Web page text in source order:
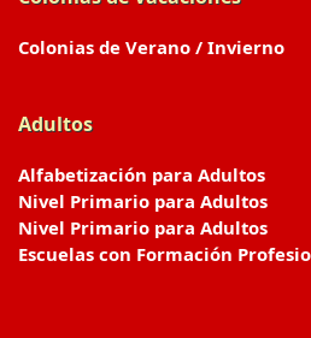
Colonias de Verano / Invierno
Adultos
Alfabetización para Adultos
Nivel Primario para Adultos
Nivel Primario para Adultos
Escuelas con Formación